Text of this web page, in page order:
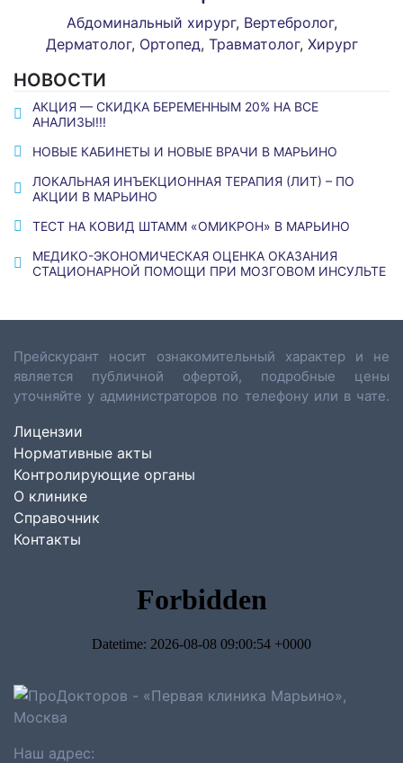
Абдоминальный хирург, Вертебролог,
Дерматолог, Ортопед, Травматолог, Хирург
НОВОСТИ
АКЦИЯ — СКИДКА БЕРЕМЕННЫМ 20% НА ВСЕ
АНАЛИЗЫ!!!
НОВЫЕ КАБИНЕТЫ И НОВЫЕ ВРАЧИ В МАРЬИНО
ЛОКАЛЬНАЯ ИНЪЕКЦИОННАЯ ТЕРАПИЯ (ЛИТ) – ПО
АКЦИИ В МАРЬИНО
ТЕСТ НА КОВИД ШТАММ «ОМИКРОН» В МАРЬИНО
МЕДИКО-ЭКОНОМИЧЕСКАЯ ОЦЕНКА ОКАЗАНИЯ
СТАЦИОНАРНОЙ ПОМОЩИ ПРИ МОЗГОВОМ ИНСУЛЬТЕ
Прейскурант носит ознакомительный характер и не
является публичной офертой, подробные цены
уточняйте у администраторов по телефону или в чате.
Лицензии
Нормативные акты
Контролирующие органы
О клинике
Справочник
Контакты
Наш адрес: